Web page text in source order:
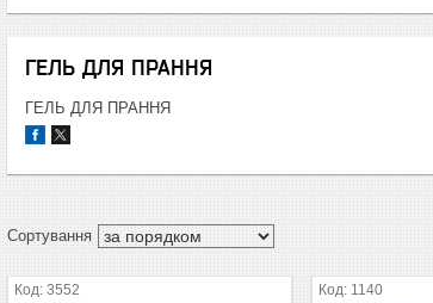
ГЕЛЬ ДЛЯ ПРАННЯ
ГЕЛЬ ДЛЯ ПРАННЯ
3552 1140